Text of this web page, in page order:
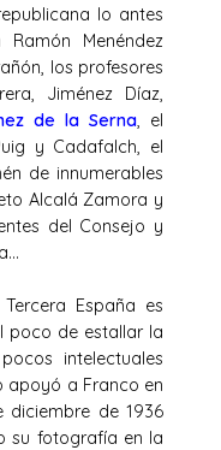
lo antes
Menéndez
los profesores
Jiménez Díaz,
de la Serna , el
y Cadafalch, el
de innumerables
Alcalá Zamora y
del Consejo y
España es
poco de estallar la
intelectuales
apoyó a Franco en
diciembre de 1936
su fotografía en la